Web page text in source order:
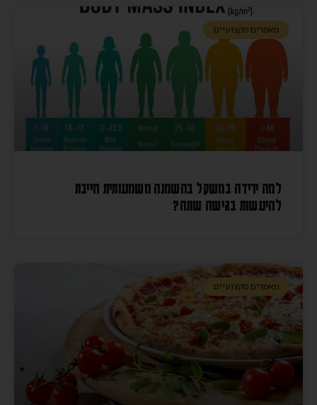
מאמרים מקצועיים
למה ירידה במשקל בהשמנה משמעותית חייבת
להיעשות בגישה שונה?
מאמרים מקצועיים